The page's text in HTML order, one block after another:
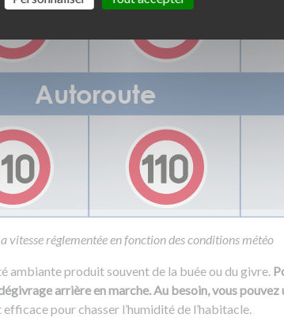
vitesse réglementée en fonction des conditions météo
ambiante produit souvent de la buée ou du givre.
arrière en marche. Au besoin, vous
pour chasser l’humidité de l’habitacle.